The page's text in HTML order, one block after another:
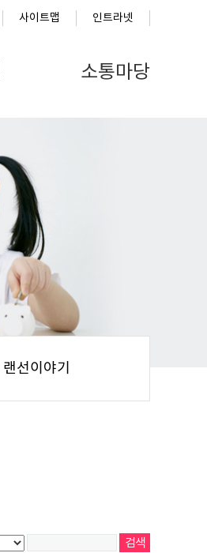
사이트맵 인트라넷
소통마당
랜선이야기